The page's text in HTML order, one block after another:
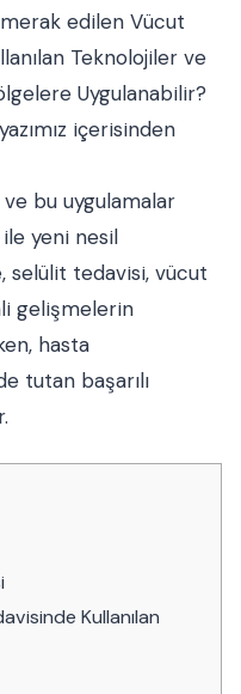
edilen Vücut
Teknolojiler ve
Uygulanabilir?
içerisinden
ve bu uygulamalar
yeni nesil
selülit tedavisi, vücut
gelişmelerin
hasta
tutan başarılı
Kullanılan